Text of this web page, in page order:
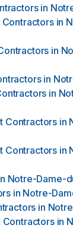
in
in
in
in
in
Contractors in
Contractors in
Notre-Dame-
in Notre-
in
Contractors in